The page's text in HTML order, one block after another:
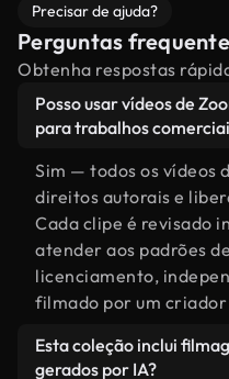
Precisar de ajuda?
Perguntas
Obtenha respostas
Posso usar vídeos de
para trabalhos
Sim — todos os vídeos
direitos autorais e
Cada clipe é revisado
atender aos padrões
licenciamento,
filmado por um
Esta coleção inclui
gerados por IA?